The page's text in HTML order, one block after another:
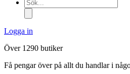
Logga in
Över 1290 butiker
Få pengar över på allt du handlar i